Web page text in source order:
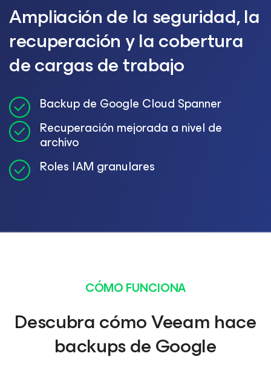
Ampliación de la seguridad, la
recuperación y la cobertura
de cargas de trabajo
Backup de Google Cloud Spanner
Recuperación mejorada a nivel de
archivo
Roles IAM granulares
CÓMO FUNCIONA
Descubra cómo Veeam hace
backups de Google